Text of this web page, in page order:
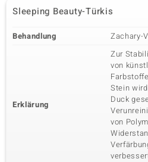
Sleeping Beauty-Türkis
Behandlung Zachary-
Erklärung
Zur
von
Stein
Duck
von